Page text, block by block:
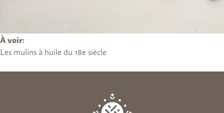
À voir:
Les mulins à huile du 18e siècle